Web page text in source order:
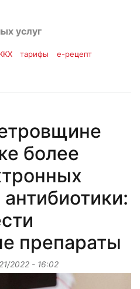
услуг
тарифы
е-рецепт
более
препараты
2022 - 16:02